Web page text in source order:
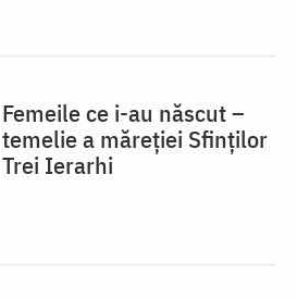
Femeile ce i-au născut –
temelie a măreției Sfinților
Trei Ierarhi